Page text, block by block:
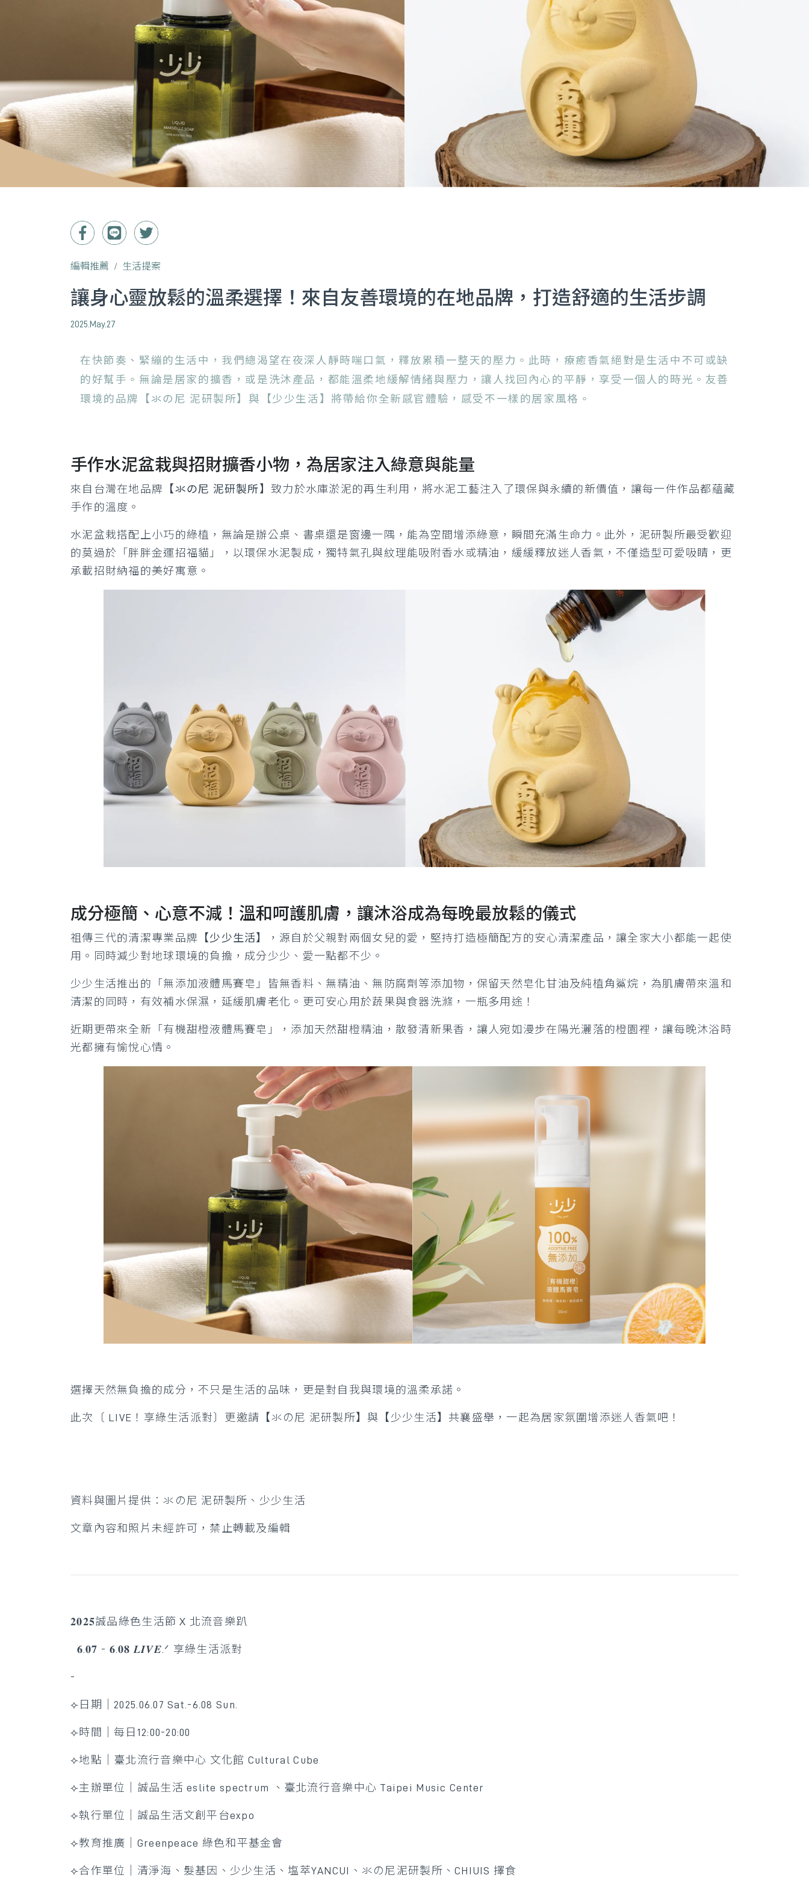
編輯推薦 生活提案
讓身心靈放鬆的溫柔選擇！來自友善環境的在地品牌，打造舒適的生活步調
2025.May.27
在快節奏、緊繃的生活中，我們總渴望在夜深人靜時喘口氣，釋放累積一整天的壓力。此時，療癒香氣絕對是生活中不可或缺
的好幫手。無論是居家的擴香，或是洗沐產品，都能溫柔地緩解情緒與壓力，讓人找回內心的平靜，享受一個人的時光。友善
環境的品牌【氺の尼 泥研製所】與【少少生活】將帶給你全新感官體驗，感受不一樣的居家風格。
手作水泥盆栽與招財擴香小物，為居家注入綠意與能量
來自台灣在地品牌 【氺の尼 泥研製所】 致力於水庫淤泥的再生利用，將水泥工藝注入了環保與永續的新價值，讓每一件作品都蘊藏
手作的溫度。
水泥盆栽搭配上小巧的綠植，無論是辦公桌、書桌還是窗邊一隅，能為空間增添綠意，瞬間充滿生命力。此外，泥研製所最受歡迎
的莫過於「胖胖金運招福貓」，以環保水泥製成，獨特氣孔與紋理能吸附香水或精油，緩緩釋放迷人香氣，不僅造型可愛吸睛，更
承載招財納福的美好寓意。
成分極簡、心意不減！溫和呵護肌膚，讓沐浴成為每晚最放鬆的儀式
祖傳三代的清潔專業品牌 【少少生活】
，源自於父親對兩個女兒的愛，堅持打造極簡配方的安心清潔產品，讓全家大小都能一起使
用。同時減少對地球環境的負擔，成分少少、愛一點都不少。
少少生活推出的「無添加液體馬賽皂」皆無香料、無精油、無防腐劑等添加物，保留天然皂化甘油及純植角鯊烷，為肌膚帶來溫和
清潔的同時，有效補水保濕，延緩肌膚老化。更可安心用於蔬果與食器洗滌，一瓶多用途！
近期更帶來全新「有機甜橙液體馬賽皂」，添加天然甜橙精油，散發清新果香，讓人宛如漫步在陽光灑落的橙園裡，讓每晚沐浴時
光都擁有愉悅心情。
選擇天然無負擔的成分，不只是生活的品味，更是對自我與環境的溫柔承諾。
此次〔 LIVE！享綠生活派對〕更邀請【氺の尼 泥研製所】與【少少生活】共襄盛舉，一起為居家氛圍增添迷人香氣吧！
資料與圖片提供：氺の尼 泥研製所、少少生活
文章內容和照片未經許可，禁止轉載及編輯
𝟐𝟎𝟐𝟓誠品綠色生活節 X 北流音樂趴
​ ​ 𝟔.𝟎𝟕 - 𝟔.𝟎𝟖 𝑳𝑰𝑽𝑬.ᐟ 享綠生活派對
-​
⟣日期｜2025.06.07 Sat.-6.08 Sun.
⟣時間｜每日12:00-20:00
⟣地點｜臺北流行音樂中心 文化館 Cultural Cube
⟣主辦單位｜誠品生活 eslite spectrum 、臺北流行音樂中心 Taipei Music Center
⟣執行單位｜誠品生活文創平台expo
⟣教育推廣｜Greenpeace 綠色和平基金會
⟣合作單位｜清淨海、髮基因、少少生活、塩萃YANCUI、氺の尼泥研製所、CHIUIS 擇食